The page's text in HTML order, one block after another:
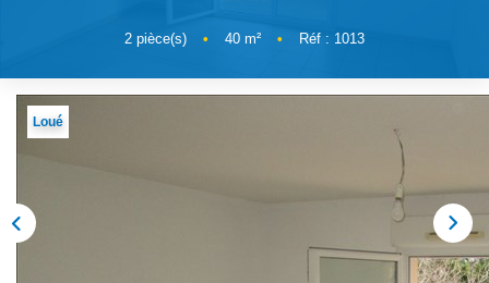
2 pièce(s) • 40 m² • Réf : 1013
Loué